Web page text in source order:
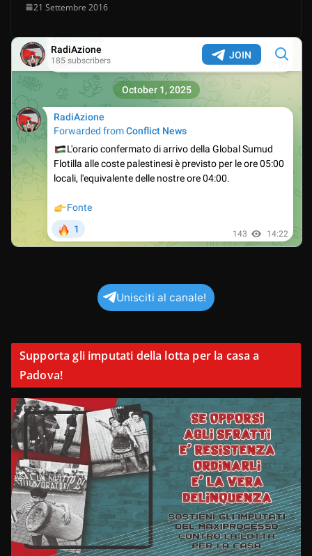
21 Settembre 2016
Unisciti al canale!
Supporta gli imputati della lotta per la casa a
Padova!